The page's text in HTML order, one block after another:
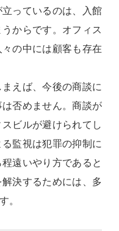
っているのは、入館
からです。オフィス
の中には顧客も存在
えば、今後の商談に
否めません。商談が
ビルが避けられてし
監視は犯罪の抑制に
遠いやり方であると
決するためには、多
。